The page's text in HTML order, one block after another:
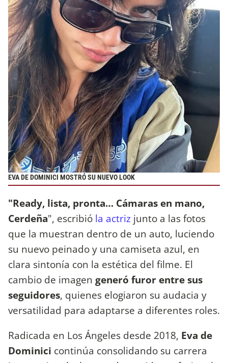
EVA DE DOMINICI MOSTRÓ SU NUEVO LOOK
"Ready, lista, pronta… Cámaras en mano,
Cerdeña", escribió la actriz junto a las fotos
que la muestran dentro de un auto, luciendo
su nuevo peinado y una camiseta azul, en
clara sintonía con la estética del filme. El
cambio de imagen generó furor entre sus
seguidores, quienes elogiaron su audacia y
versatilidad para adaptarse a diferentes roles.
Radicada en Los Ángeles desde 2018, Eva de
Dominici continúa consolidando su carrera